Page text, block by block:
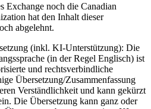
Exchange noch die Canadian
hat den Inhalt dieser
abgelehnt.
(inkl. KI-Unterstützung): Die
(in der Regel Englisch) ist
und rechtsverbindliche
Übersetzung/Zusammenfassung
Verständlichkeit und kann gekürzt
Die Übersetzung kann ganz oder